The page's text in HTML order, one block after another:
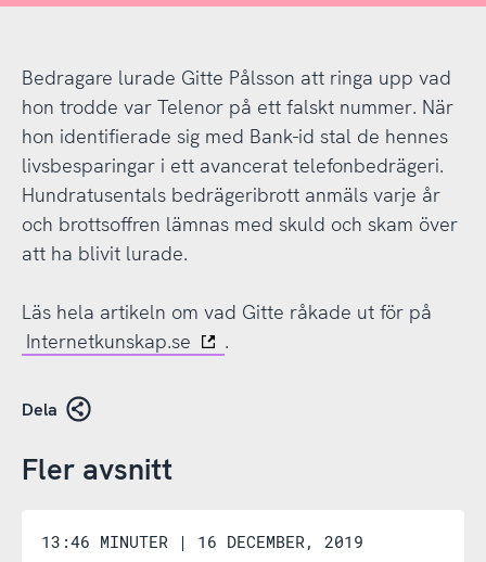
Bedragare lurade Gitte Pålsson att ringa upp vad
hon trodde var Telenor på ett falskt nummer. När
hon identifierade sig med Bank-id stal de hennes
livsbesparingar i ett avancerat telefonbedrägeri.
Hundratusentals bedrägeribrott anmäls varje år
och brottsoffren lämnas med skuld och skam över
att ha blivit lurade.
Läs hela artikeln om vad Gitte råkade ut för på
Internetkunskap.se
.
Dela
Fler avsnitt
13:46 MINUTER | 16 DECEMBER, 2019